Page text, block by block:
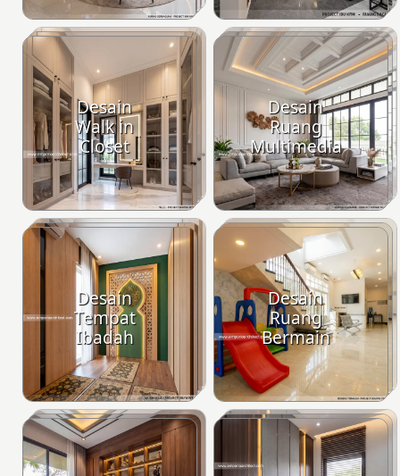
Desain
Walk in
Closet
Desain
Ruang
Multimedia
Desain
Tempat
Ibadah
Desain
Ruang
Bermain